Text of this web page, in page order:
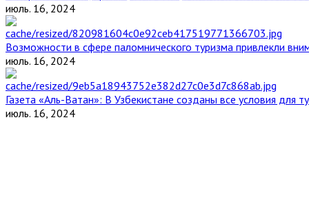
июль. 16, 2024
Возможности в сфере паломнического туризма привлекли
июль. 16, 2024
Газета «Аль-Ватан»: В Узбекистане созданы все условия для
июль. 16, 2024